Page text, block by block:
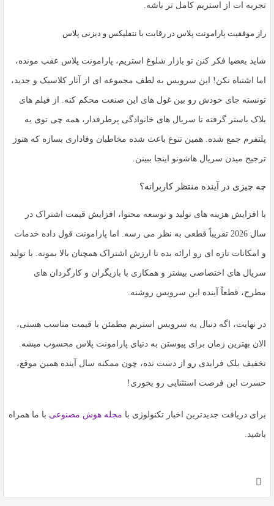
تجربه ات از استریم کامل تر باشه.
راز موفقیت پارامونت پلاس در رقابت با نتفلیکس و دیزنی پلاس
شاید بعضیا فکر کنن تو بازار شلوغ استریم، پارامونت پلاس عقب مونده،
اما اشتباه نکن! این سرویس به لطف مجموعه ای از آثار کلاسیک و جدید،
تونسته جای خودش رو بین غول های این صنعت محکم کنه. از فیلم های
بلاک باستر گرفته تا سریال های خانوادگی پرطرفدار، همه چی توی یه
پلتفرم جمع شده. همین تنوع باعث شده مخاطبان وفاداری بسازه که هنوز
ترجیح میدن سریال هاشونو اینجا ببینن.
چه چیزی در آینده منتظر کاربرانه؟
با افزایش هزینه های تولید و توسعه محتوا، افزایش قیمت اشتراک در
سال 2026 تقریباً قطعی به نظر می رسه. اما پارامونت قول داده خدمات
و امکانات تازه ای رو ارائه بده تا ارزش اشتراک همچنان بالا بمونه. با تولید
سریال های اختصاصی بیشتر و همکاری با بازیگران و کارگردان های
مطرح، قطعاً آینده این سرویس روشنه.
در نهایت، اگه دنبال یه سرویس استریم مطمئن با قیمت مناسب هستی،
الان بهترین زمان برای پیوستن به دنیای پارامونت پلاس محسوب میشه.
تخفیف بلک فرایدی رو از دست نده، چون ممکنه سال آینده همین موقع،
حسرت این فرصت استثنایی رو بخوری!
برای دریافت جدیدترین اخبار تکنولوژی با مجله هوش مصنوعی با ما همراه
باشید.